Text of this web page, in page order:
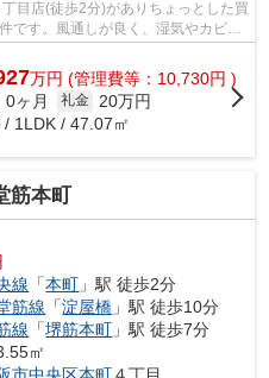
目店(徒歩2分)がありちょっとした買
です。風通しが良く、湿気やカビの
万円 (管理費等：10,730円 )
0ヶ月 礼金
20万円
/ 1LDK / 47.07㎡
筋本町
線 「本町 」駅 徒歩2分
筋線 「淀屋橋 」駅 徒歩10分
線 「堺筋本町 」駅 徒歩7分
㎡